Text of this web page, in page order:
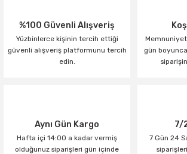
%100 Güvenli Alışveriş
Yüzbinlerce kişinin tercih ettiği
güvenli alışveriş platformunu tercih
edin.
gün
Aynı Gün Kargo
Hafta içi 14:00 a kadar vermiş
olduğunuz siparişleri gün içinde
7/
7 Gün 24